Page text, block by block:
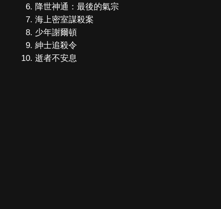
降世神通：最後的氣宗
海上密室謀殺案
少年謝爾頓
紳士追殺令
逝者不安息